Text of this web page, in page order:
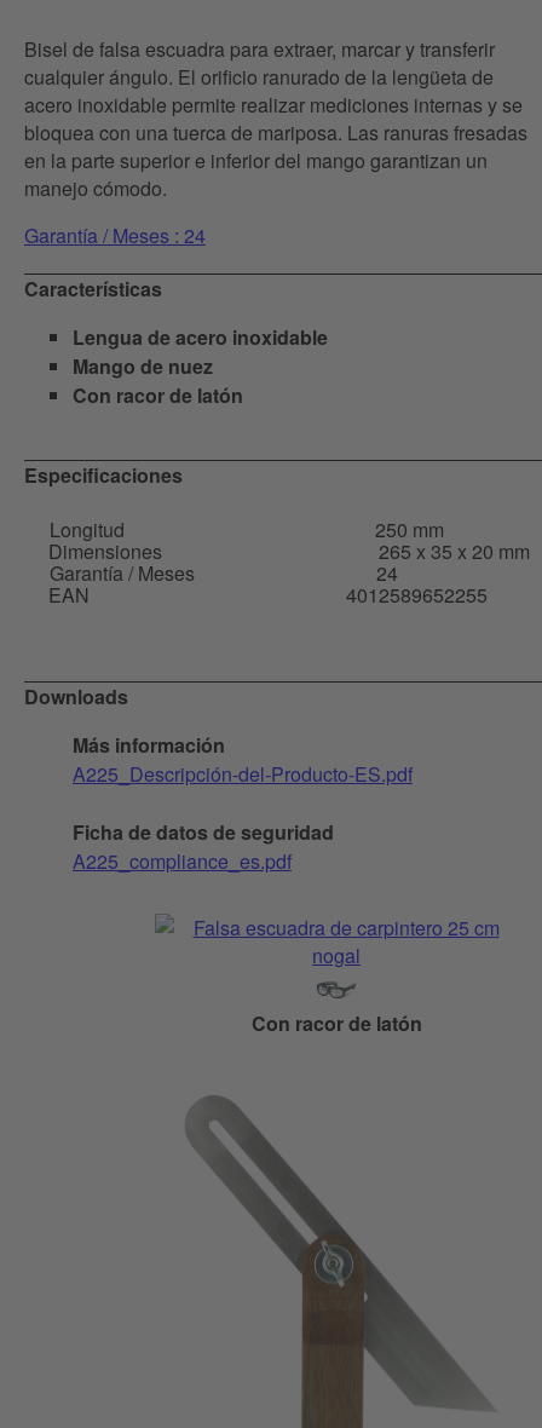
Bisel de falsa escuadra para extraer, marcar y transferir
cualquier ángulo. El orificio ranurado de la lengüeta de
acero inoxidable permite realizar mediciones internas y se
bloquea con una tuerca de mariposa. Las ranuras fresadas
en la parte superior e inferior del mango garantizan un
manejo cómodo.
Garantía / Meses : 24
Características
Lengua de acero inoxidable
Mango de nuez
Con racor de latón
Especificaciones
Longitud
250 mm
Dimensiones 265 x 35 x 20 mm
Garantía / Meses 24
EAN 4012589652255
Downloads
Más información
A225_Descripción-del-Producto-ES.pdf
Ficha de datos de seguridad
A225_compliance_es.pdf
Con racor de latón